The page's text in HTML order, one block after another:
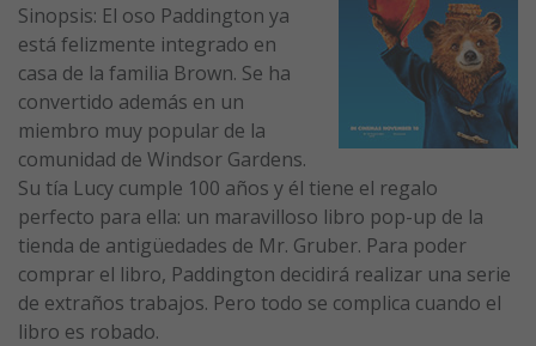
Sinopsis: El oso Paddington ya
está felizmente integrado en
casa de la familia Brown. Se ha
convertido además en un
miembro muy popular de la
comunidad de Windsor Gardens.
Su tía Lucy cumple 100 años y él tiene el regalo
perfecto para ella: un maravilloso libro pop-up de la
tienda de antigüedades de Mr. Gruber. Para poder
comprar el libro, Paddington decidirá realizar una serie
de extraños trabajos. Pero todo se complica cuando el
libro es robado.